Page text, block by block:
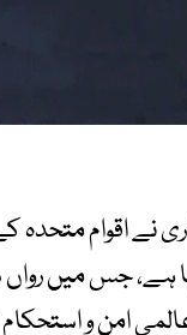
اقوام متحدہ
ہے، جس میں
عالمی امن و